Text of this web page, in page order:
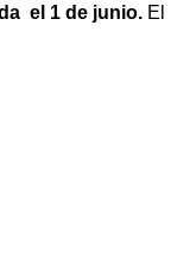
el 1 de junio. El